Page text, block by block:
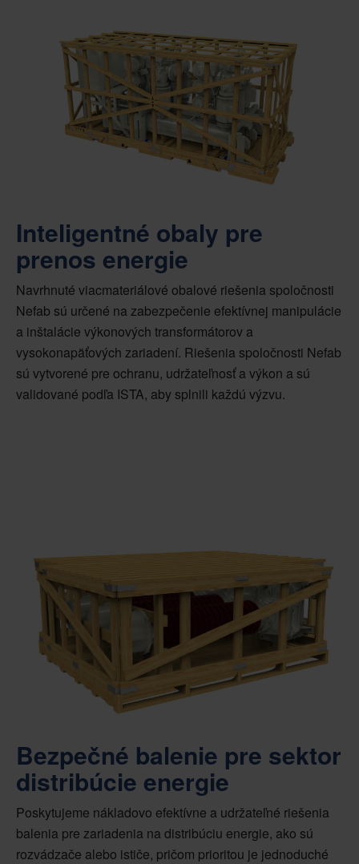
Inteligentné obaly pre
prenos energie
Navrhnuté viacmateriálové obalové riešenia spoločnosti
Nefab sú určené na zabezpečenie efektívnej manipulácie
a inštalácie výkonových transformátorov a
vysokonapäťových zariadení. Riešenia spoločnosti Nefab
sú vytvorené pre ochranu, udržateľnosť a výkon a sú
validované podľa ISTA, aby splnili každú výzvu.
Bezpečné balenie pre sektor
distribúcie energie
Poskytujeme nákladovo efektívne a udržateľné riešenia
balenia pre zariadenia na distribúciu energie, ako sú
rozvádzače alebo ističe, pričom prioritou je jednoduché